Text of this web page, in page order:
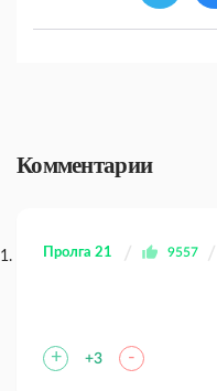
Комментарии
Пролга 21 9557
+ +3 -